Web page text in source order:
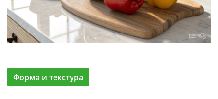
Форма и текстура